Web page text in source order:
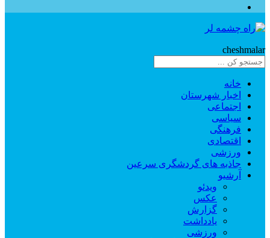
cheshmalar
خانه
اخبار شهرستان
اجتماعی
سیاسی
فرهنگی
اقتصادی
ورزشی
جاذبه های گردشگری سرعین
آرشیو
ویدئو
عکس
گزارش
یادداشت
ورزشی